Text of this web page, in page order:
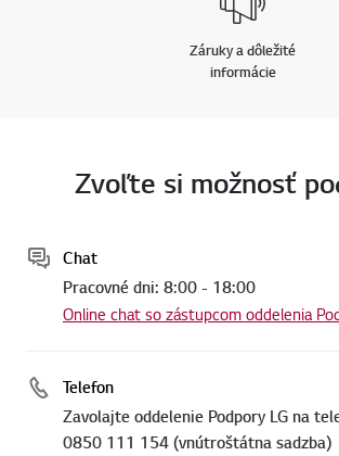
Záruky a dôležité
informácie
Zvoľte si možnosť
Chat
Pracovné dni: 8:00 - 18:00
Online chat so zástupcom oddelenia
Telefon
Zavolajte oddelenie Podpory LG na
0850 111 154 (vnútroštátna sadzba)